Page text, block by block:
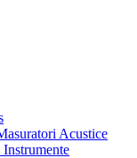
Acustice